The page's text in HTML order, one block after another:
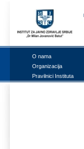
О nаmа
Оrgаnizаciја
Prаvilnici Institutа